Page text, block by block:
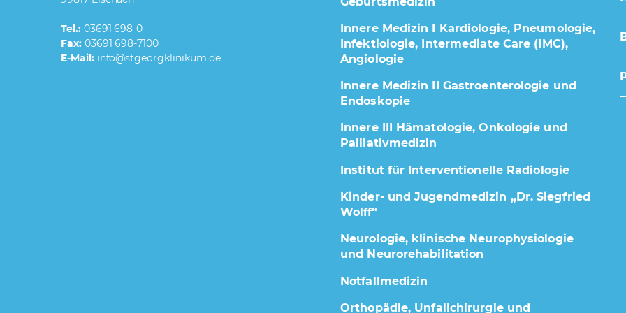
Tel.:03691 698-0
Fax:03691 698-7100
E-Mail:
Innere Medizin I Kardiologie, Pneumologie,
Infektiologie, Intermediate Care (IMC),
Angiologie
Innere Medizin II Gastroenterologie und
Endoskopie
Innere III Hämatologie, Onkologie und
Palliativmedizin
Institut für Interventionelle Radiologie
Kinder- und Jugendmedizin „Dr. Siegfried
Wolff“
Neurologie, klinische Neurophysiologie
und Neurorehabilitation
Notfallmedizin
Orthopädie, Unfallchirurgie und